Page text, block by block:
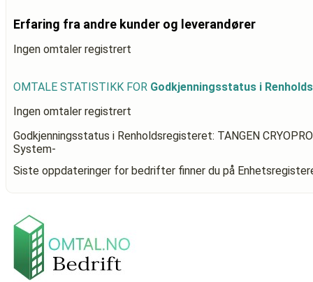
Erfaring fra andre kunder og leverandører
Ingen omtaler registrert
OMTALE STATISTIKK FOR Godkjenningsstatus i
Ingen omtaler registrert
Godkjenningsstatus i Renholdsregisteret: TANGEN CRYOPRO
System-
Siste oppdateringer for bedrifter finner du på